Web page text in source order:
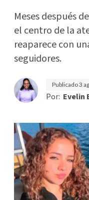
Meses después
el centro de la
reaparece con
seguidores.
Publicado3
Por: Evelin